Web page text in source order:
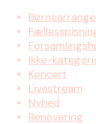
Ikke-
Koncert
Livestream
Nyhed
Renovering